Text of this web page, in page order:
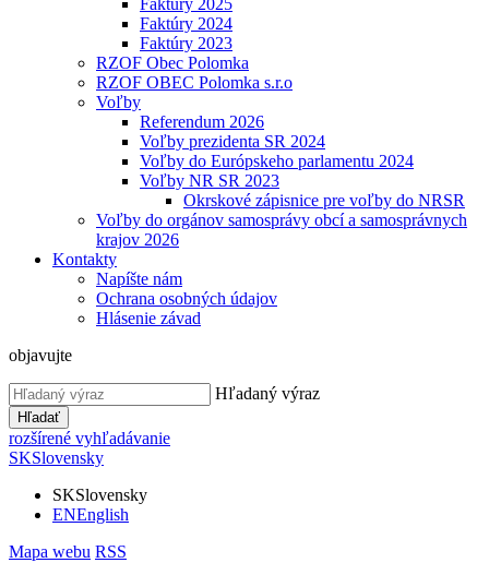
Faktúry 2025
Faktúry 2024
Faktúry 2023
RZOF Obec Polomka
RZOF OBEC Polomka s.r.o
Voľby
Referendum 2026
Voľby prezidenta SR 2024
Voľby do Európskeho parlamentu 2024
Voľby NR SR 2023
Okrskové zápisnice pre voľby do NRSR
Voľby do orgánov samosprávy obcí a samosprávnych
krajov 2026
Kontakty
Napíšte nám
Ochrana osobných údajov
Hlásenie závad
objavujte
Hľadaný výraz
Hľadať
rozšírené vyhľadávanie
SKSlovensky
SKSlovensky
ENEnglish
Mapa webu RSS